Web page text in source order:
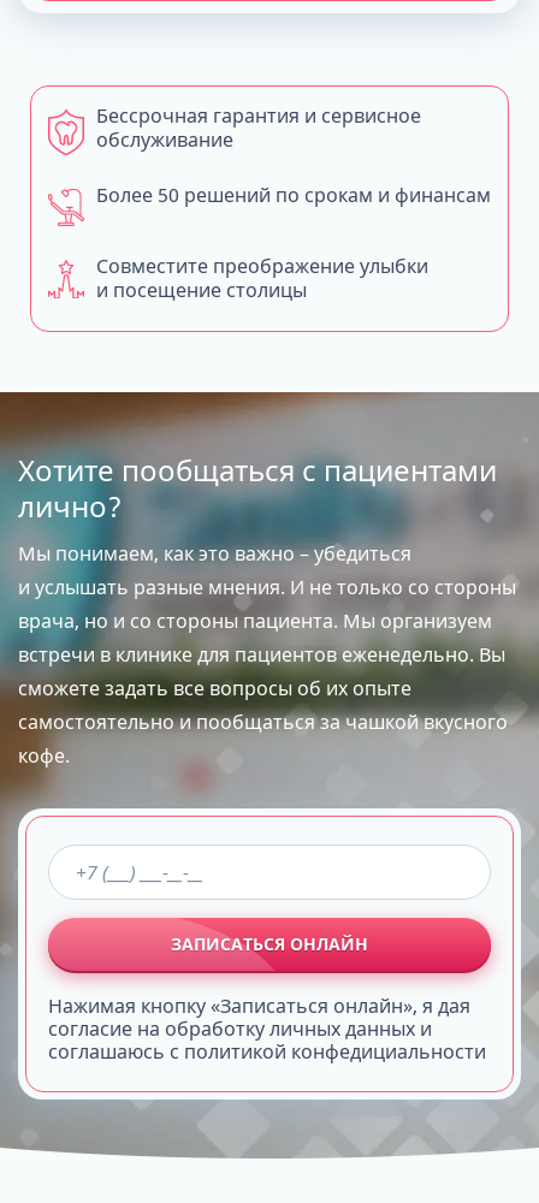
Совместите преображение улыбки
и посещение столицы
Бессрочная гарантия и сервисное
обслуживание
Более 50 решений по срокам и финансам
Хотите пообщаться с пациентами
лично?
Мы понимаем, как это важно – убедиться
и услышать разные мнения. И не только со стороны
врача, но и со стороны пациента. Мы организуем
встречи в клинике для пациентов еженедельно. Вы
сможете задать все вопросы об их опыте
самостоятельно и пообщаться за чашкой вкусного
кофе.
ЗАПИСАТЬСЯ ОНЛАЙН
Нажимая кнопку «Записаться онлайн», я дая
согласие на обработку личных данных и
соглашаюсь с политикой конфедициальности